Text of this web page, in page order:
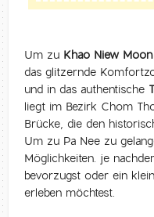
Um zu Khao Niew
das glitzernde
und in das authentische
liegt im Bezirk Chom
Brücke, die den
Um zu Pa Nee zu
Möglichkeiten. je
bevorzugst oder ein
erleben möchtest.